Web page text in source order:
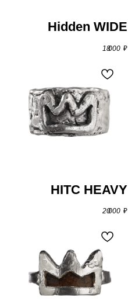
Hidden WIDE
18 000 ₽
HITC HEAVY
20 000 ₽
серьги
браслеты